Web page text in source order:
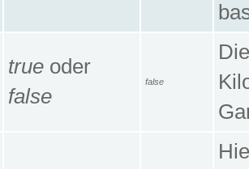
true oder
false
false